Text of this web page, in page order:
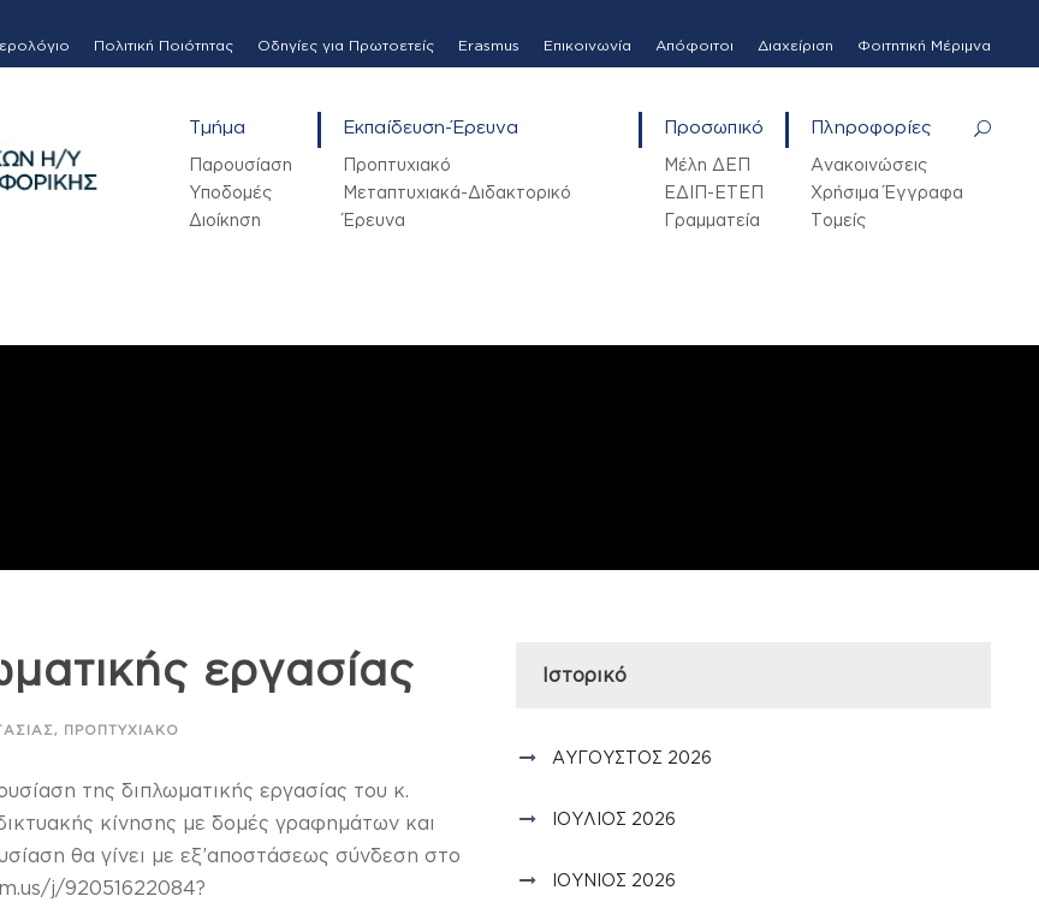
Πολιτική Ποιότητας Οδηγίες για Πρωτοετείς Erasmus Επικοινωνία Απόφοιτοι Διαχείριση Φοιτητική Μέριμνα
Τμήμα
Παρουσίαση
Υποδομές
Διοίκηση
Εκπαίδευση-Έρευνα
Προπτυχιακό
Μεταπτυχιακά-Διδακτορικό
Έρευνα
Προσωπικό
Μέλη ΔΕΠ
ΕΔΙΠ-ΕΤΕΠ
Γραμματεία
Πληροφορίες
Ανακοινώσεις
Χρήσιμα Έγγραφα
Τομείς
εργασίας
, ΠΡΟΠΤΥΧΙΑΚΌ
της διπλωματικής εργασίας του κ.
κίνησης με δομές γραφημάτων και
θα γίνει με εξ’αποστάσεως σύνδεση στο
j/92051622084?
Ιστορικό
ΑΎΓΟΥΣΤΟΣ 2026
ΙΟΎΛΙΟΣ 2026
ΙΟΎΝΙΟΣ 2026